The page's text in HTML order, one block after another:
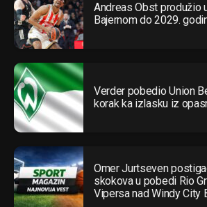
Andreas Obst produžio
Bajernom do 2029.
Verder pobedio Union
korak ka izlasku iz
Omer Jurtseven
skokova u pobedi Rio
Vipersa nad Windy City